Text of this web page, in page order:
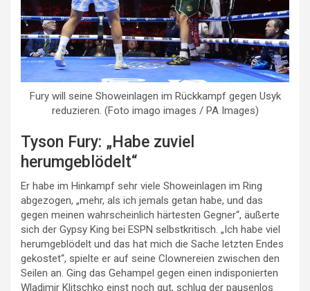
Fury will seine Showeinlagen im Rückkampf gegen Usyk
reduzieren. (Foto imago images / PA Images)
Tyson Fury: „Habe zuviel
herumgeblödelt“
Er habe im Hinkampf sehr viele Showeinlagen im Ring
abgezogen, „mehr, als ich jemals getan habe, und das
gegen meinen wahrscheinlich härtesten Gegner“, äußerte
sich der Gypsy King bei ESPN selbstkritisch. „Ich habe viel
herumgeblödelt und das hat mich die Sache letzten Endes
gekostet“, spielte er auf seine Clownereien zwischen den
Seilen an. Ging das Gehampel gegen einen indisponierten
Wladimir Klitschko einst noch gut, schlug der pausenlos